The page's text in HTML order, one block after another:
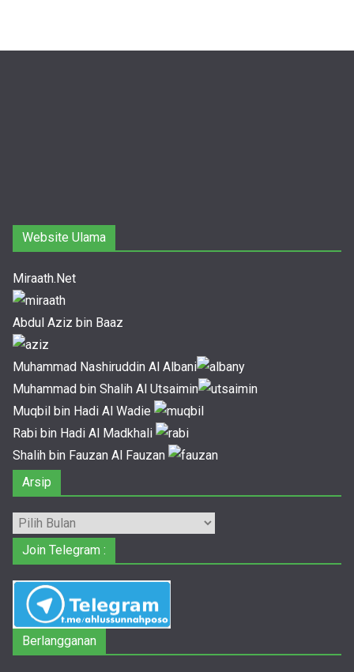
Website Ulama
Miraath.Net
Abdul Aziz bin Baaz
Muhammad Nashiruddin Al Albani
Muhammad bin Shalih Al Utsaimin
Muqbil bin Hadi Al Wadie
Rabi bin Hadi Al Madkhali
Shalih bin Fauzan Al Fauzan
Arsip
Arsip
Join Telegram :
Berlangganan